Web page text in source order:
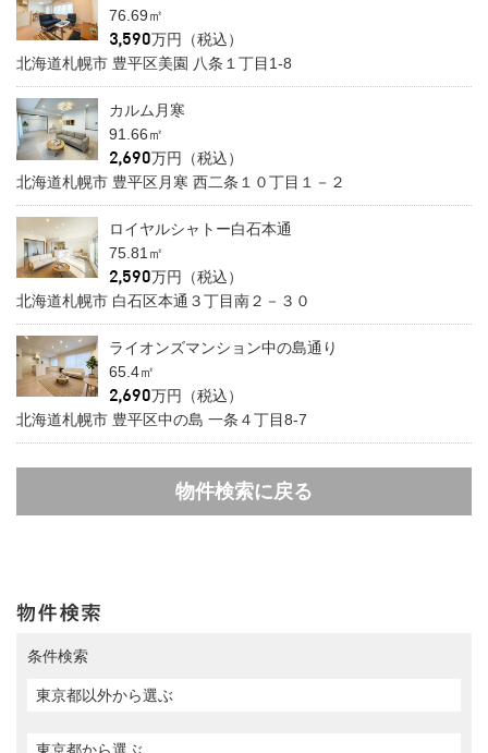
76.69㎡
万円（税込）
北海道札幌市 豊平区美園 八条１丁目1-8
カルム月寒
91.66㎡
万円（税込）
北海道札幌市 豊平区月寒 西二条１０丁目１－２
ロイヤルシャトー白石本通
75.81㎡
万円（税込）
北海道札幌市 白石区本通３丁目南２－３０
ライオンズマンション中の島通り
65.4㎡
万円（税込）
北海道札幌市 豊平区中の島 一条４丁目8-7
物件検索に戻る
条件検索